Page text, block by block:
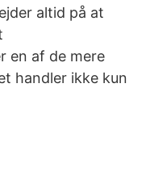
altid på at
en af de mere
handler ikke kun